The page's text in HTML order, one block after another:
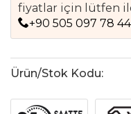
fiyatlar için lütfen
+90 505 097 78 44
Ürün/Stok Kodu: